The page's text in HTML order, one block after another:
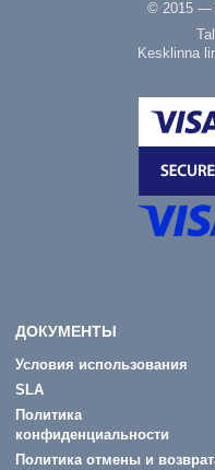
© 2015 —
Kesklinna
ДОКУМЕНТЫ
Условия использования
SLA
Политика
конфиденциальности
Политика отмены и